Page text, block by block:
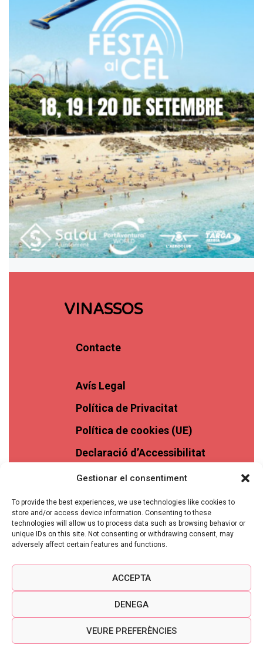
Gestionar el consentiment
To provide the best experiences, we use technologies like cookies to
store and/or access device information. Consenting to these
technologies will allow us to process data such as browsing behavior or
unique IDs on this site. Not consenting or withdrawing consent, may
adversely affect certain features and functions.
ACCEPTA
DENEGA
VEURE PREFERÈNCIES
VINASSOS
Contacte
Avís Legal
Política de Privacitat
Política de cookies (UE)
Declaració d’Accessibilitat
VINASSOS © 2026 TOTS ELS DRETS RESERVATS -